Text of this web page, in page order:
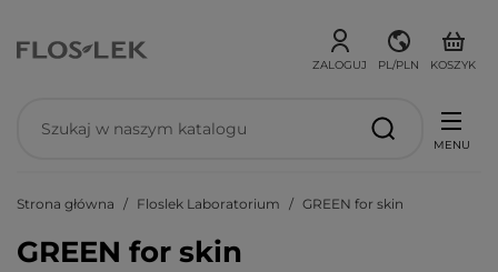
ZALOGUJ PL/PLN KOSZYK
MENU
Strona główna Floslek Laboratorium GREEN for skin
GREEN for skin